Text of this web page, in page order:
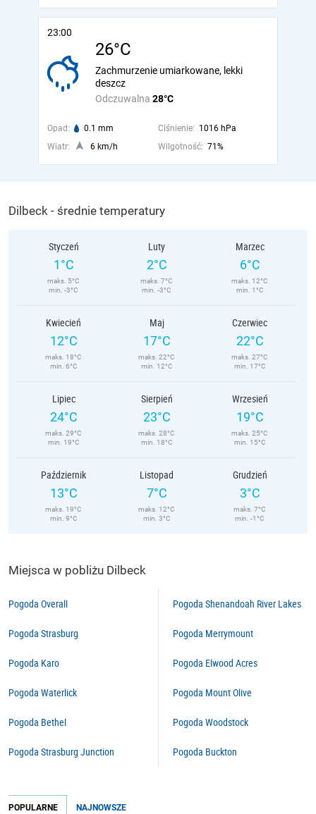
23:00
26°C
Odczuwalna 28°C
Zachmurzenie umiarkowane, lekki
deszcz
Opad: 0.1 mm Ciśnienie: 1016 hPa
Wiatr:
6 km/h Wilgotność: 71%
Dilbeck - średnie temperatury
Styczeń
1°C
maks. 5°C
min. -3°C
Luty
2°C
maks. 7°C
min. -3°C
Marzec
6°C
maks. 12°C
min. 1°C
Kwiecień
12°C
maks. 18°C
min. 6°C
Maj
17°C
maks. 22°C
min. 12°C
Czerwiec
22°C
maks. 27°C
min. 17°C
Lipiec
24°C
maks. 29°C
min. 19°C
Sierpień
23°C
maks. 28°C
min. 18°C
Wrzesień
19°C
maks. 25°C
min. 15°C
Październik
13°C
maks. 19°C
min. 9°C
Listopad
7°C
maks. 12°C
min. 3°C
Grudzień
3°C
maks. 7°C
min. -1°C
Miejsca w pobliżu Dilbeck
Pogoda Overall
Pogoda Strasburg
Pogoda Karo
Pogoda Waterlick
Pogoda Bethel
Pogoda Strasburg Junction
Pogoda Shenandoah River Lakes
Pogoda Merrymount
Pogoda Elwood Acres
Pogoda Mount Olive
Pogoda Woodstock
Pogoda Buckton
POPULARNE NAJNOWSZE